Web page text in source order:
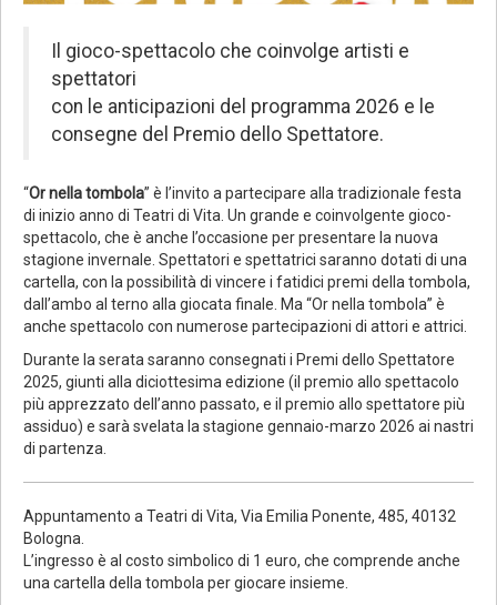
Il gioco-spettacolo che coinvolge artisti e
spettatori
con le anticipazioni del programma 2026 e le
consegne del Premio dello Spettatore.
“Or nella tombola” è l’invito a partecipare alla tradizionale festa
di inizio anno di Teatri di Vita. Un grande e coinvolgente gioco-
spettacolo, che è anche l’occasione per presentare la nuova
stagione invernale. Spettatori e spettatrici saranno dotati di una
cartella, con la possibilità di vincere i fatidici premi della tombola,
dall’ambo al terno alla giocata finale. Ma “Or nella tombola” è
anche spettacolo con numerose partecipazioni di attori e attrici.
Durante la serata saranno consegnati i Premi dello Spettatore
2025, giunti alla diciottesima edizione (il premio allo spettacolo
più apprezzato dell’anno passato, e il premio allo spettatore più
assiduo) e sarà svelata la stagione gennaio-marzo 2026 ai nastri
di partenza.
Appuntamento a Teatri di Vita, Via Emilia Ponente, 485, 40132
Bologna.
L’ingresso è al costo simbolico di 1 euro, che comprende anche
una cartella della tombola per giocare insieme.